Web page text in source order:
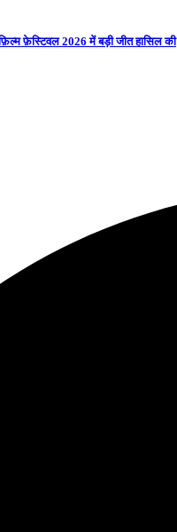
फ़ेस्टिवल 2026 में बड़ी जीत हासिल की